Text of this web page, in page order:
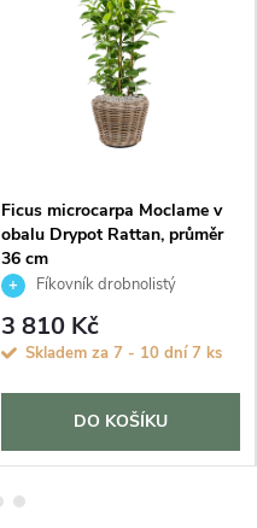
Ficus microcarpa Moclame v
obalu Drypot Rattan, průměr
36 cm
Fíkovník drobnolistý
3 810 Kč
Skladem za 7 - 10 dní 7 ks
DO KOŠÍKU